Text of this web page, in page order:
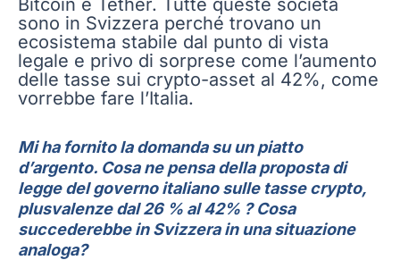
sono in Svizzera perché trovano un
ecosistema stabile dal punto di vista
legale e privo di sorprese come l’aumento
delle tasse sui crypto-asset al 42%, come
vorrebbe fare l’Italia.
Mi ha fornito la domanda su un piatto
d’argento. Cosa ne pensa della proposta di
legge del governo italiano sulle tasse crypto,
plusvalenze dal 26 % al 42% ? Cosa
succederebbe in Svizzera in una situazione
analoga?